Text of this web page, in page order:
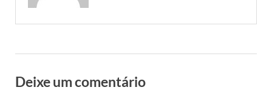
Deixe um comentário